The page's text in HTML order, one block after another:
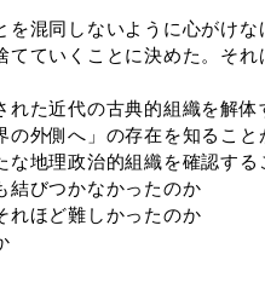
混同しないように心がけな
ていくことに決めた。そ
た近代の古典的組織を解体
外側へ」の存在を知ること
地理政治的組織を確認する
結びつかなかったのか
れほど難しかったのか